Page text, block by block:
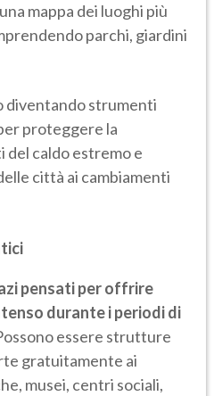
mappa dei luoghi più
parchi, giardini
diventando strumenti
proteggere la
caldo estremo e
città ai cambiamenti
pensati per offrire
durante i periodi di
essere strutture
gratuitamente ai
musei, centri sociali,